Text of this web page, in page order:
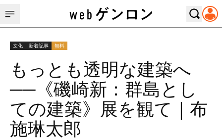
文化 新着記事 無料
もっとも透明な建築へ
──《磯崎新：群島とし
ての建築》展を観て｜布
施琳太郎